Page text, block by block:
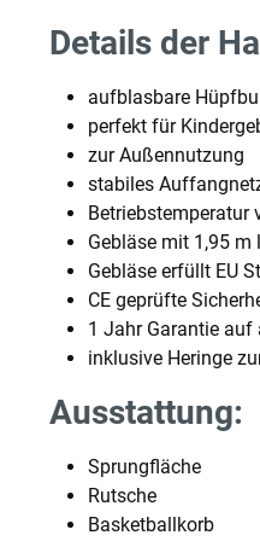
Details der
aufblasbare
perfekt für
zur Außennutzung
stabiles
Betriebstemperatur
Gebläse mit 1,95 m
Gebläse erfüllt EU
CE geprüfte
1 Jahr Garantie auf
inklusive Heringe
Ausstattung:
Sprungfläche
Rutsche
Basketballkorb